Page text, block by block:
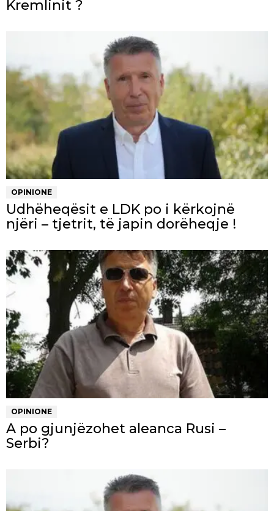
Kremlinit ?
OPINIONE
Udhëheqësit e LDK po i kërkojnë
njëri – tjetrit, të japin dorëheqje !
OPINIONE
A po gjunjëzohet aleanca Rusi –
Serbi?